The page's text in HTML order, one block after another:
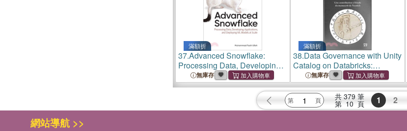
滿額折
37.Advanced Snowflake:
Processing Data, Developing
Applications, and Deploying
ML Models at Scale
無庫存
滿額折
38.Data Governance with Unity
Catalog on Databricks:
Implement Data & AI
Governance with Databricks
Data Intelligence Platform
無庫存
共 379 筆
第 10 頁 1 2
網站導航 >>